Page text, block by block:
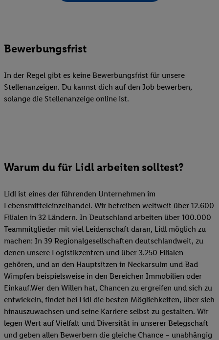
Bewerbungsfrist
In der Regel gibt es keine Bewerbungsfrist für unsere
Stellenanzeigen. Du kannst dich auf den Job bewerben,
solange die Stellenanzeige online ist.
Warum du für Lidl arbeiten solltest?
Lidl ist eines der führenden Unternehmen im
Lebensmitteleinzelhandel. Wir betreiben weltweit über 12.600
Filialen in 32 Ländern. In Deutschland arbeiten über 100.000
Teammitglieder mit viel Leidenschaft daran, Lidl möglich zu
machen: In 39 Regionalgesellschaften deutschlandweit, zu
denen unsere Logistikzentren und über 3.250 Filialen
gehören, und an den Hauptsitzen in Neckarsulm und Bad
Wimpfen beispielsweise in den Bereichen Immobilien oder
Einkauf.Wer den Willen hat, Chancen zu ergreifen und sich zu
entwickeln, findet bei Lidl die besten Möglichkeiten, über sich
hinauszuwachsen und seine Karriere selbst zu gestalten. Wir
legen Wert auf Vielfalt und Diversität in unserer Belegschaft
und geben allen Bewerbern die gleiche Chance – unabhängig